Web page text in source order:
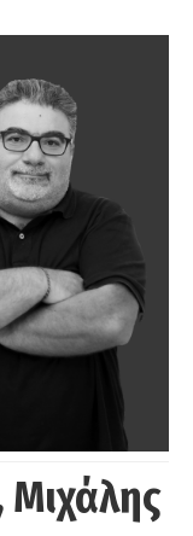
Μιχάλης